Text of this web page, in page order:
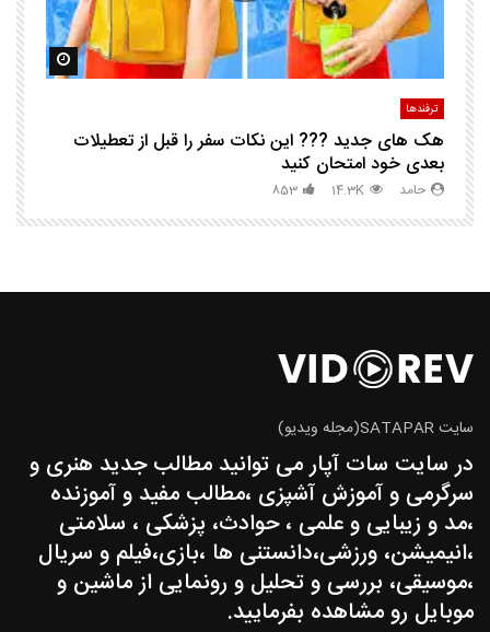
مشاهده
ترفندها
هک های جدید ??️? این نکات سفر را قبل از تعطیلات
بعدی خود امتحان کنید
حامد 14.3K
853
مشاهده بعدا
سایت SATAPAR(مجله ویدیو)
در سایت سات آپار می توانید مطالب جدید هنری و
سرگرمی و آموزش آشپزی ،مطالب مفید و آموزنده
،مد و زیبایی و علمی ، حوادث، پزشکی ، سلامتی
،انیمیشن، ورزشی،دانستنی ها ،بازی،فیلم و سریال
،موسیقی، بررسی و تحلیل و رونمایی از ماشین و
موبایل رو مشاهده بفرمایید.